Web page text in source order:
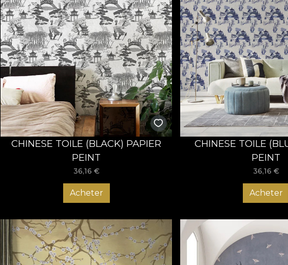
CHINESE TOILE (BLACK) PAPIER
PEINT
36,16 €
Acheter
CHINESE TOILE
PEINT
36,16 €
Acheter